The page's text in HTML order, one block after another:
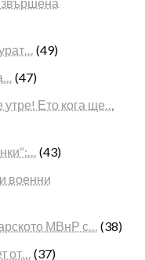
(49)
(47)
Ето кога ще…
(43)
военни
МВнР с… (38)
от… (37)